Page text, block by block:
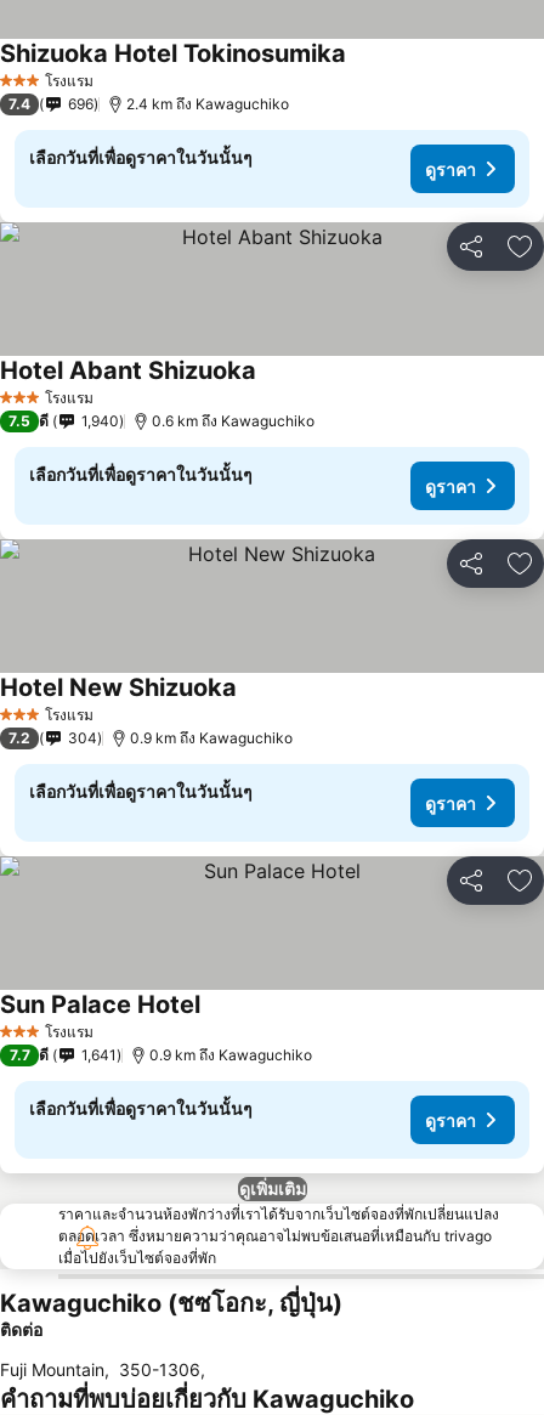
3 ดาว โรงแรม
Shizuoka Hotel Tokinosumika
7.4 696 2.4 km ถึง Kawaguchiko
เลือกวันที่เพื่อดูราคาในวันนั้นๆ
ดูราคา
แชร์ เ
3 ดาว โรงแรม
Hotel Abant Shizuoka
7.5 ดี 1,940 0.6 km ถึง Kawaguchiko
เลือกวันที่เพื่อดูราคาในวันนั้นๆ
ดูราคา
แชร์ เ
3 ดาว โรงแรม
Hotel New Shizuoka
7.2 304 0.9 km ถึง Kawaguchiko
เลือกวันที่เพื่อดูราคาในวันนั้นๆ
ดูราคา
แชร์ เ
3 ดาว โรงแรม
Sun Palace Hotelดูราคา
7.7 ดี 1,641 0.9 km ถึง Kawaguchiko
เลือกวันที่เพื่อดูราคาในวันนั้นๆ
ดูราคา
ดูเพิ่มเติม
ราคาและจำนวนห้องพักว่างที่เราได้รับจากเว็บไซต์จองที่พักเปลี่ยนแปลง
ตลอดเวลา ซึ่งหมายความว่าคุณอาจไม่พบข้อเสนอที่เหมือนกับ trivago
เมื่อไปยังเว็บไซต์จองที่พัก
Kawaguchiko (ชซโอกะ, ญี่ปุ่น)
ติดต่อ
Fuji Mountain, 350-1306,
คำถามที่พบบ่อยเกี่ยวกับ Kawaguchiko